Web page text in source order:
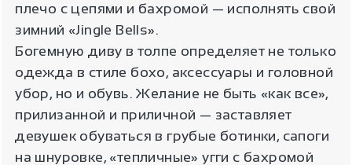
плечо с цепями и бахромой — исполнять свой
зимний «Jingle Bells».
Богемную диву в толпе определяет не только
одежда в стиле бохо, аксессуары и головной
убор, но и обувь. Желание не быть «как все»,
прилизанной и приличной — заставляет
девушек обуваться в грубые ботинки, сапоги
на шнуровке, «тепличные» угги с бахромой